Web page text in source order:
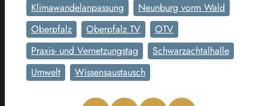
Klimawandelanpassung
Neunburg vorm Wald
Oberpfalz
Oberpfalz TV
OTV
Praxis- und Vernetzungstag
Schwarzachtalhalle
Umwelt
Wissensaustausch